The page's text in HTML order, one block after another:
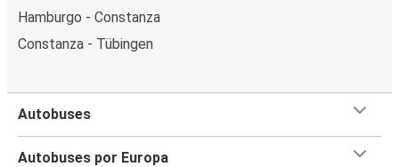
Hamburgo - Constanza
Constanza - Tübingen
Autobuses
Autobuses por Europa